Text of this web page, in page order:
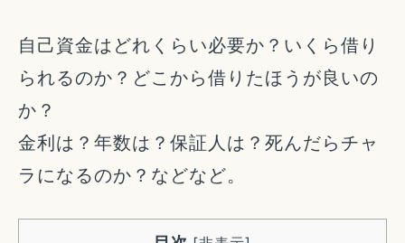
自己資金はどれくらい必要か？いくら借り
られるのか？どこから借りたほうが良いの
か？
金利は？年数は？保証人は？死んだらチャ
ラになるのか？などなど。